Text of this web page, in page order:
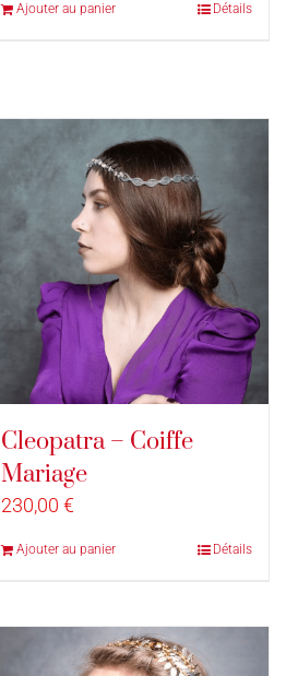
Ajouter au panier Détails
Cleopatra – Coiffe
Mariage
230,00 €
Ajouter au panier Détails